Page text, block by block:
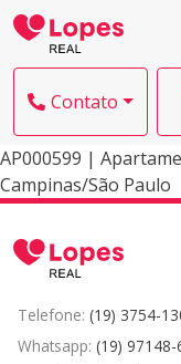
Contato
AP000599 |
Campinas/São Paulo
Telefone: (19) 3754-
Whatsapp: (19) 97148-